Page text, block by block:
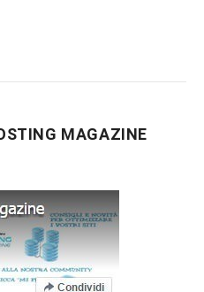
MAGAZINE